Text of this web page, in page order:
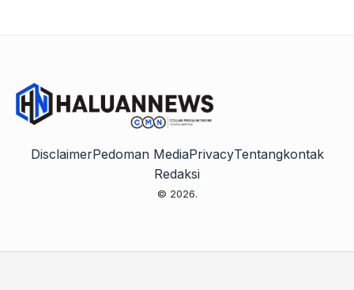
DisclaimerPedoman MediaPrivacyTentangkontak
Redaksi
© 2026.